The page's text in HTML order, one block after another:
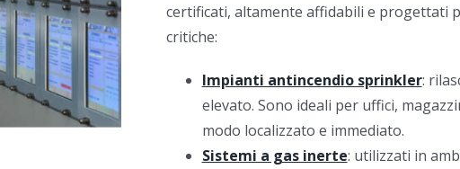
certificati, altamente affidabili e progettati
critiche:
Impianti antincendio sprinkler:
elevato. Sono ideali per uffici,
modo localizzato e immediato.
Sistemi a gas inerte: utilizzati in